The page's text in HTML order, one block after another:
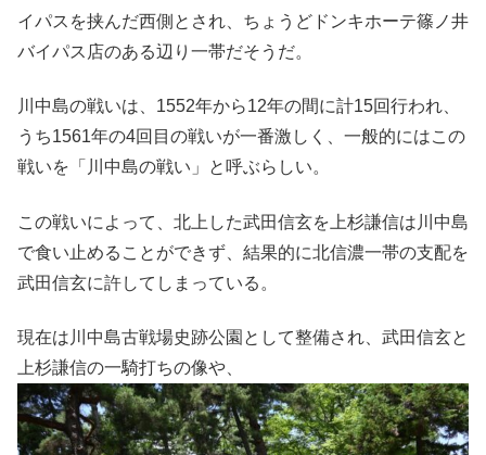
イパスを挟んだ西側とされ、ちょうどドンキホーテ篠ノ井
バイパス店のある辺り一帯だそうだ。
川中島の戦いは、1552年から12年の間に計15回行われ、
うち1561年の4回目の戦いが一番激しく、一般的にはこの
戦いを「川中島の戦い」と呼ぶらしい。
この戦いによって、北上した武田信玄を上杉謙信は川中島
で食い止めることができず、結果的に北信濃一帯の支配を
武田信玄に許してしまっている。
現在は川中島古戦場史跡公園として整備され、武田信玄と
上杉謙信の一騎打ちの像や、